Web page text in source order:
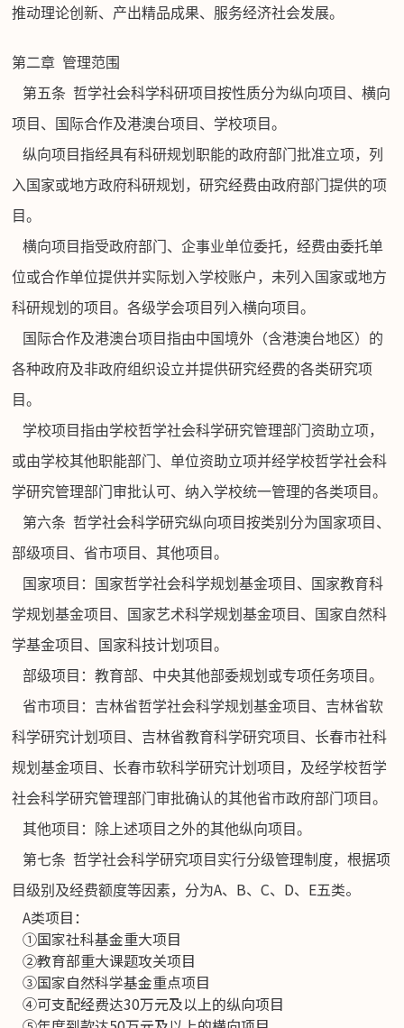
推动理论创新、产出精品成果、服务经济社会发展。
第二章 管理范围
第五条 哲学社会科学科研项目按性质分为纵向项目、横向
项目、国际合作及港澳台项目、学校项目。
纵向项目指经具有科研规划职能的政府部门批准立项，列
入国家或地方政府科研规划，研究经费由政府部门提供的项
目。
横向项目指受政府部门、企事业单位委托，经费由委托单
位或合作单位提供并实际划入学校账户，未列入国家或地方
科研规划的项目。各级学会项目列入横向项目。
国际合作及港澳台项目指由中国境外（含港澳台地区）的
各种政府及非政府组织设立并提供研究经费的各类研究项
目。
学校项目指由学校哲学社会科学研究管理部门资助立项，
或由学校其他职能部门、单位资助立项并经学校哲学社会科
学研究管理部门审批认可、纳入学校统一管理的各类项目。
第六条 哲学社会科学研究纵向项目按类别分为国家项目、
部级项目、省市项目、其他项目。
国家项目：国家哲学社会科学规划基金项目、国家教育科
学规划基金项目、国家艺术科学规划基金项目、国家自然科
学基金项目、国家科技计划项目。
部级项目：教育部、中央其他部委规划或专项任务项目。
省市项目：吉林省哲学社会科学规划基金项目、吉林省软
科学研究计划项目、吉林省教育科学研究项目、长春市社科
规划基金项目、长春市软科学研究计划项目，及经学校哲学
社会科学研究管理部门审批确认的其他省市政府部门项目。
其他项目：除上述项目之外的其他纵向项目。
第七条 哲学社会科学研究项目实行分级管理制度，根据项
目级别及经费额度等因素，分为A、B、C、D、E五类。
A类项目：
①国家社科基金重大项目
②教育部重大课题攻关项目
③国家自然科学基金重点项目
④可支配经费达30万元及以上的纵向项目